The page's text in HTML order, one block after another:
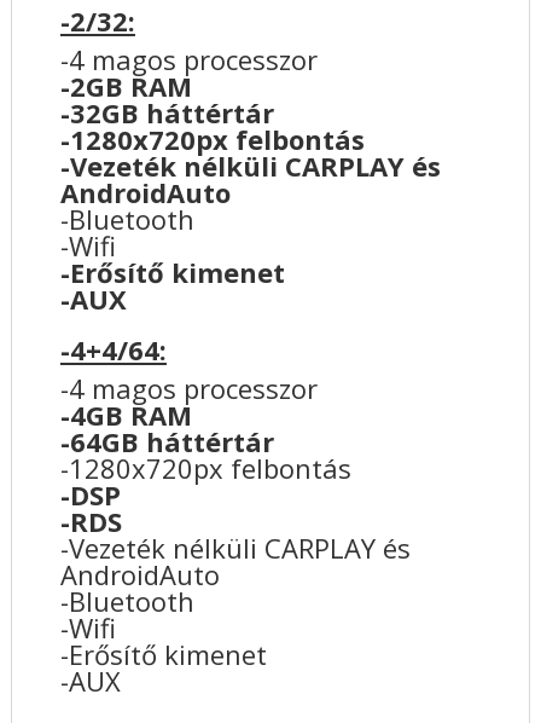
-2/32:
-4 magos processzor
-2GB RAM
-32GB háttértár
-1280x720px felbontás
-Vezeték nélküli CARPLAY és
AndroidAuto
-Bluetooth
-Wifi
-Erősítő kimenet
-AUX
-4+4/64:
-4 magos processzor
-4GB RAM
-64GB háttértár
-1280x720px felbontás
-DSP
-RDS
-Vezeték nélküli CARPLAY és
AndroidAuto
-Bluetooth
-Wifi
-Erősítő kimenet
-AUX